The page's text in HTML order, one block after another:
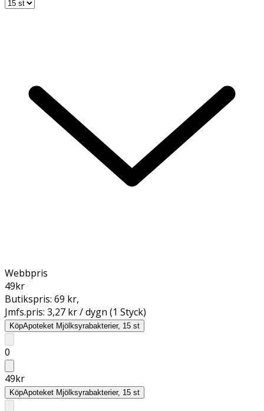
Webbpris
49kr
Butikspris: 69 kr,
Jmfs.pris: 3,27 kr / dygn (1 Styck)
KöpApoteket Mjölksyrabakterier, 15 st
0
49kr
KöpApoteket Mjölksyrabakterier, 15 st